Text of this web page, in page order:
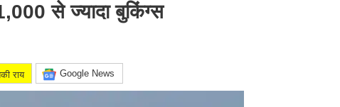
से ज्यादा बुकिंग्स
राय Google News